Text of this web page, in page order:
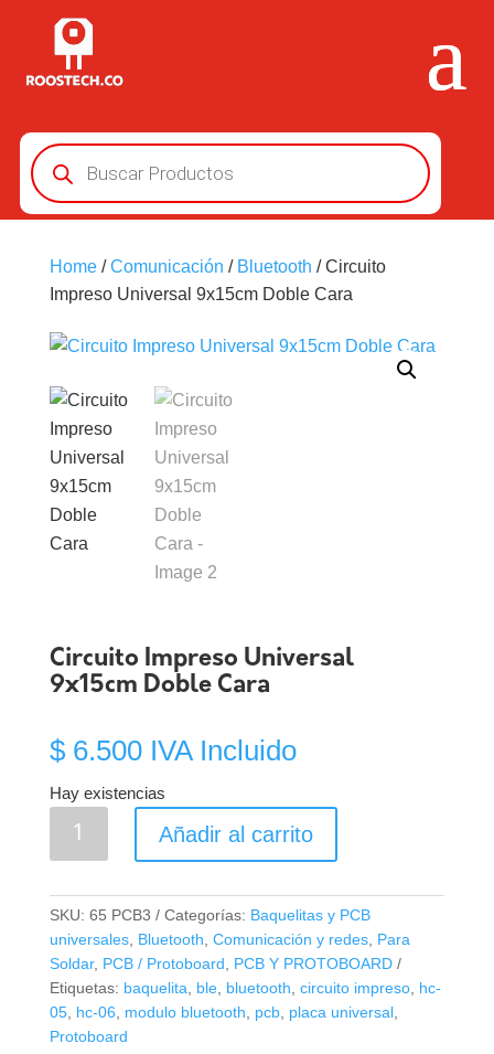
Búsqueda
de
productos
Home/Comunicación / Bluetooth / Circuito
Impreso Universal 9x15cm Doble Cara
Circuito Impreso Universal
9x15cm Doble Cara
$6.500 IVA Incluido
Hay existencias
Circuito
9x15cm
Doble
Cara
cantidad
Añadir al carrito
SKU: 65 PCB3 Categorías: Baquelitas y PCB
universales, Bluetooth Comunicación y redes, Para
Soldar, PCB / Protoboard
PCB Y PROTOBOARD
Etiquetas: baquelita ble, bluetooth circuito impreso, hc-
05, hc-06 modulo bluetooth pcb, placa universal,
Protoboard